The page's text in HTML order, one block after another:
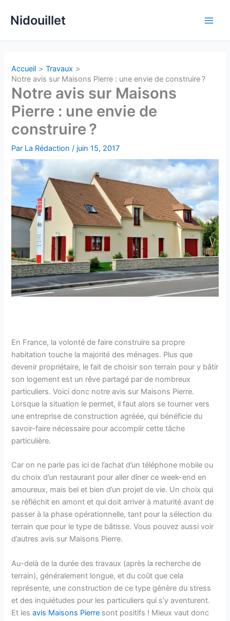
Nidouillet
Accueil
Travaux
Notre avis sur Maisons Pierre : une envie de construire ?
Notre avis sur Maisons
Pierre : une envie de
construire ?
Par La Rédaction/ juin 15, 2017
En France, la volonté de faire construire sa propre
habitation touche la majorité des ménages. Plus que
devenir propriétaire, le fait de choisir son terrain pour y bâtir
son logement est un rêve partagé par de nombreux
particuliers. Voici donc notre avis sur Maisons Pierre.
Lorsque la situation le permet, il faut alors se tourner vers
une entreprise de construction agréée, qui bénéficie du
savoir-faire nécessaire pour accomplir cette tâche
particulière.
Car on ne parle pas ici de l’achat d’un téléphone mobile ou
du choix d’un restaurant pour aller dîner ce week-end en
amoureux, mais bel et bien d’un projet de vie. Un choix qui
se réfléchit en amont et qui doit arriver à maturité avant de
passer à la phase opérationnelle, tant pour la sélection du
terrain que pour le type de bâtisse. Vous pouvez aussi voir
d’autres avis sur Maisons Pierre.
Au-delà de la durée des travaux (après la recherche de
terrain), généralement longue, et du coût que cela
représente, une construction de ce type génère du stress
et des inquiétudes pour les particuliers qui s’y aventurent.
Et lesavis Maisons Pierre sont positifs ! Mieux vaut donc